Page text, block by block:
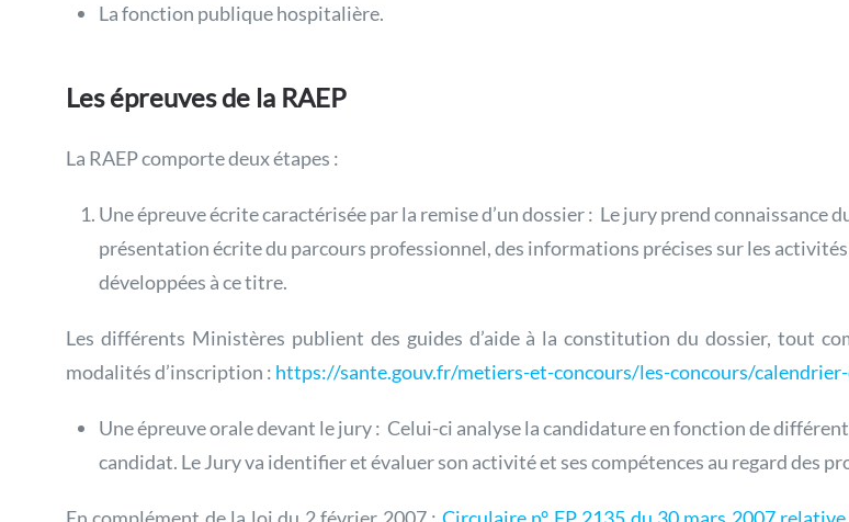
La fonction publique hospitalière.
Les épreuves de la RAEP
La RAEP comporte deux étapes :
Une épreuve écrite caractérisée par la remise d’un dossier : Le jury prend
présentation écrite du parcours professionnel, des informations précises sur les
développées à ce titre.
Les différents Ministères publient des guides d’aide à la constitution du dossier, tout
modalités d’inscription : https://sante.gouv.fr/metiers-et-concours/les-concours/
Une épreuve orale devant le jury : Celui-ci analyse la candidature en fonction de
candidat. Le Jury va identifier et évaluer son activité et ses compétences au regard des